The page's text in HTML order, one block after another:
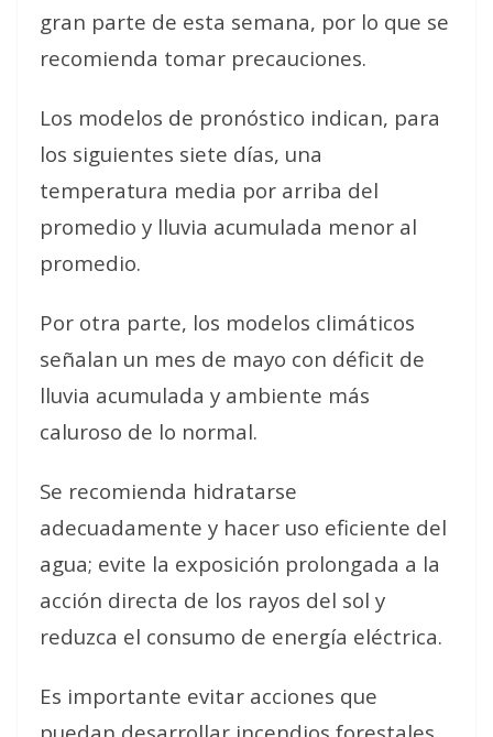
gran parte de esta semana, por lo que se
recomienda tomar precauciones.
Los modelos de pronóstico indican, para
los siguientes siete días, una
temperatura media por arriba del
promedio y lluvia acumulada menor al
promedio.
Por otra parte, los modelos climáticos
señalan un mes de mayo con déficit de
lluvia acumulada y ambiente más
caluroso de lo normal.
Se recomienda hidratarse
adecuadamente y hacer uso eficiente del
agua; evite la exposición prolongada a la
acción directa de los rayos del sol y
reduzca el consumo de energía eléctrica.
Es importante evitar acciones que